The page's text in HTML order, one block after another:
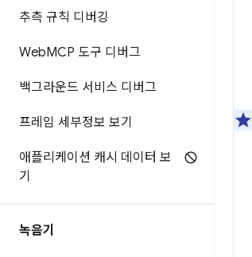
추측 규칙 디버깅
WebMCP 도구 디버그
백그라운드 서비스 디버그
프레임 세부정보 보기
애플리케이션 캐시 데이터 보
기
녹음기